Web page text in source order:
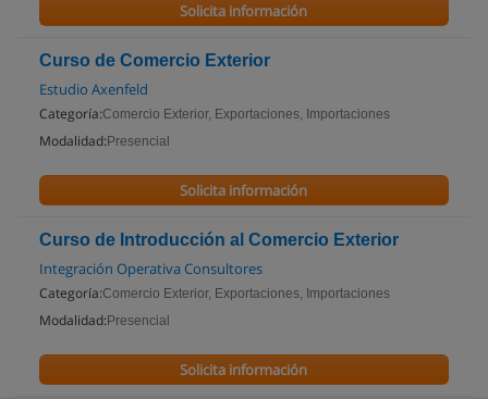
Solicita información
Curso de Comercio Exterior
Estudio Axenfeld
Categoría:Comercio Exterior, Exportaciones, Importaciones
Modalidad: Presencial
Solicita información
Curso de Introducción al Comercio Exterior
Integración Operativa Consultores
Categoría:Comercio Exterior, Exportaciones, Importaciones
Modalidad: Presencial
Solicita información